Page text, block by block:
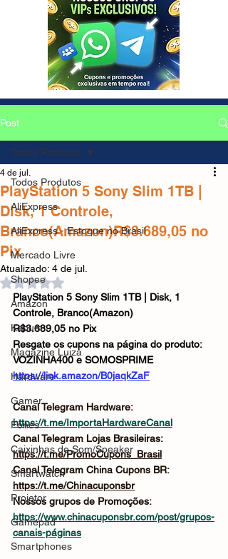
Post
Todos Produtos
AliExpress
AliExpress - Estoque no Brasil
Mercado Livre
Shopee
Amazon
Kabum
Magazine Luiza
Hardware
Gamer
Fones
Caixinhas de Som/Speaker
Smartwatch
Projetor
Gamepad
Smartphones
Todos Produtos
PlayStation 5 Sony Slim 1TB |
Disk, 1 Controle,
Branco(Amazon)R$3.689,05 no
Pix
4 de jul.
Atualizado: 4 de jul.
Avaliado com NaN de 5 estrelas.
PlayStation 5 Sony Slim 1TB | Disk, 1
Controle, Branco(Amazon)
R$3.689,05 no Pix
Resgate os cupons na página do produto:
VOZINHA400 e SOMOSPRIME
https://link.amazon/B0jaqkZaF
Canal Telegram Hardware:
https://t.me/ImportaHardwareCanal
Canal Telegram Lojas Brasileiras:
https://t.me/PromoCupons_Brasil
Canal Telegram China Cupons BR:
https://t.me/Chinacuponsbr
Nossos grupos de Promoções:
https://www.chinacuponsbr.com/post/grupos-
canais-páginas